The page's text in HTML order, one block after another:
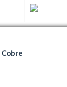
Cobre